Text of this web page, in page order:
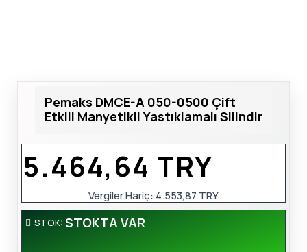
Pemaks DMCE-A 050-0500 Çift
Etkili Manyetikli Yastıklamalı Silindir
STOK: STOKTA VAR
5.464,64 TRY
Vergiler Hariç: 4.553,87 TRY